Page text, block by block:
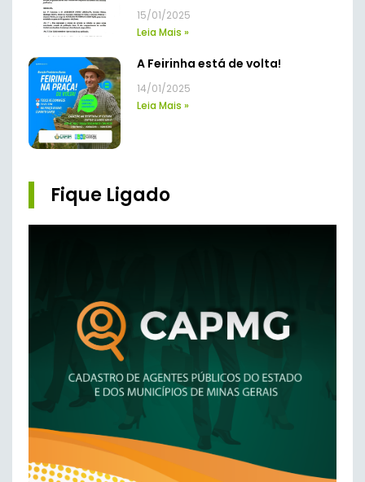
15/01/2025
Leia Mais »
A Feirinha está de volta!
14/01/2025
Leia Mais »
Fique Ligado